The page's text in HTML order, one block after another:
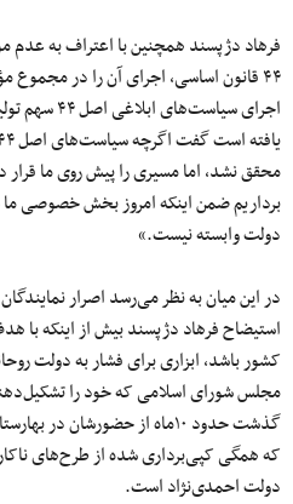
فرهاد دژپسند همچنین با اعتراف به
۴۴ قانون اساسی، اجرای آن را در مجموع
اجرای
محقق نشد، اما مسیری را پیش روی ما قرار
برداریم ضمن اینکه امروز بخش خصوصی
دولت وابسته نیست.»
در این میان به نظر می‌رسد اصرار
استیضاح فرهاد دژپسند بیش از اینکه
کشور باشد، ابزاری برای فشار به دولت
مجلس شورای اسلامی که خود را
گذشت حدود ۱۰ماه از حضورشان
که همگی کپی‌برداری شده از طرح‌های
دولت احمدی‌نژاد است.